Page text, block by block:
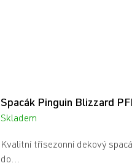
Spacák Pinguin Blizzard
Skladem
Kvalitní třísezonní dekový
do...